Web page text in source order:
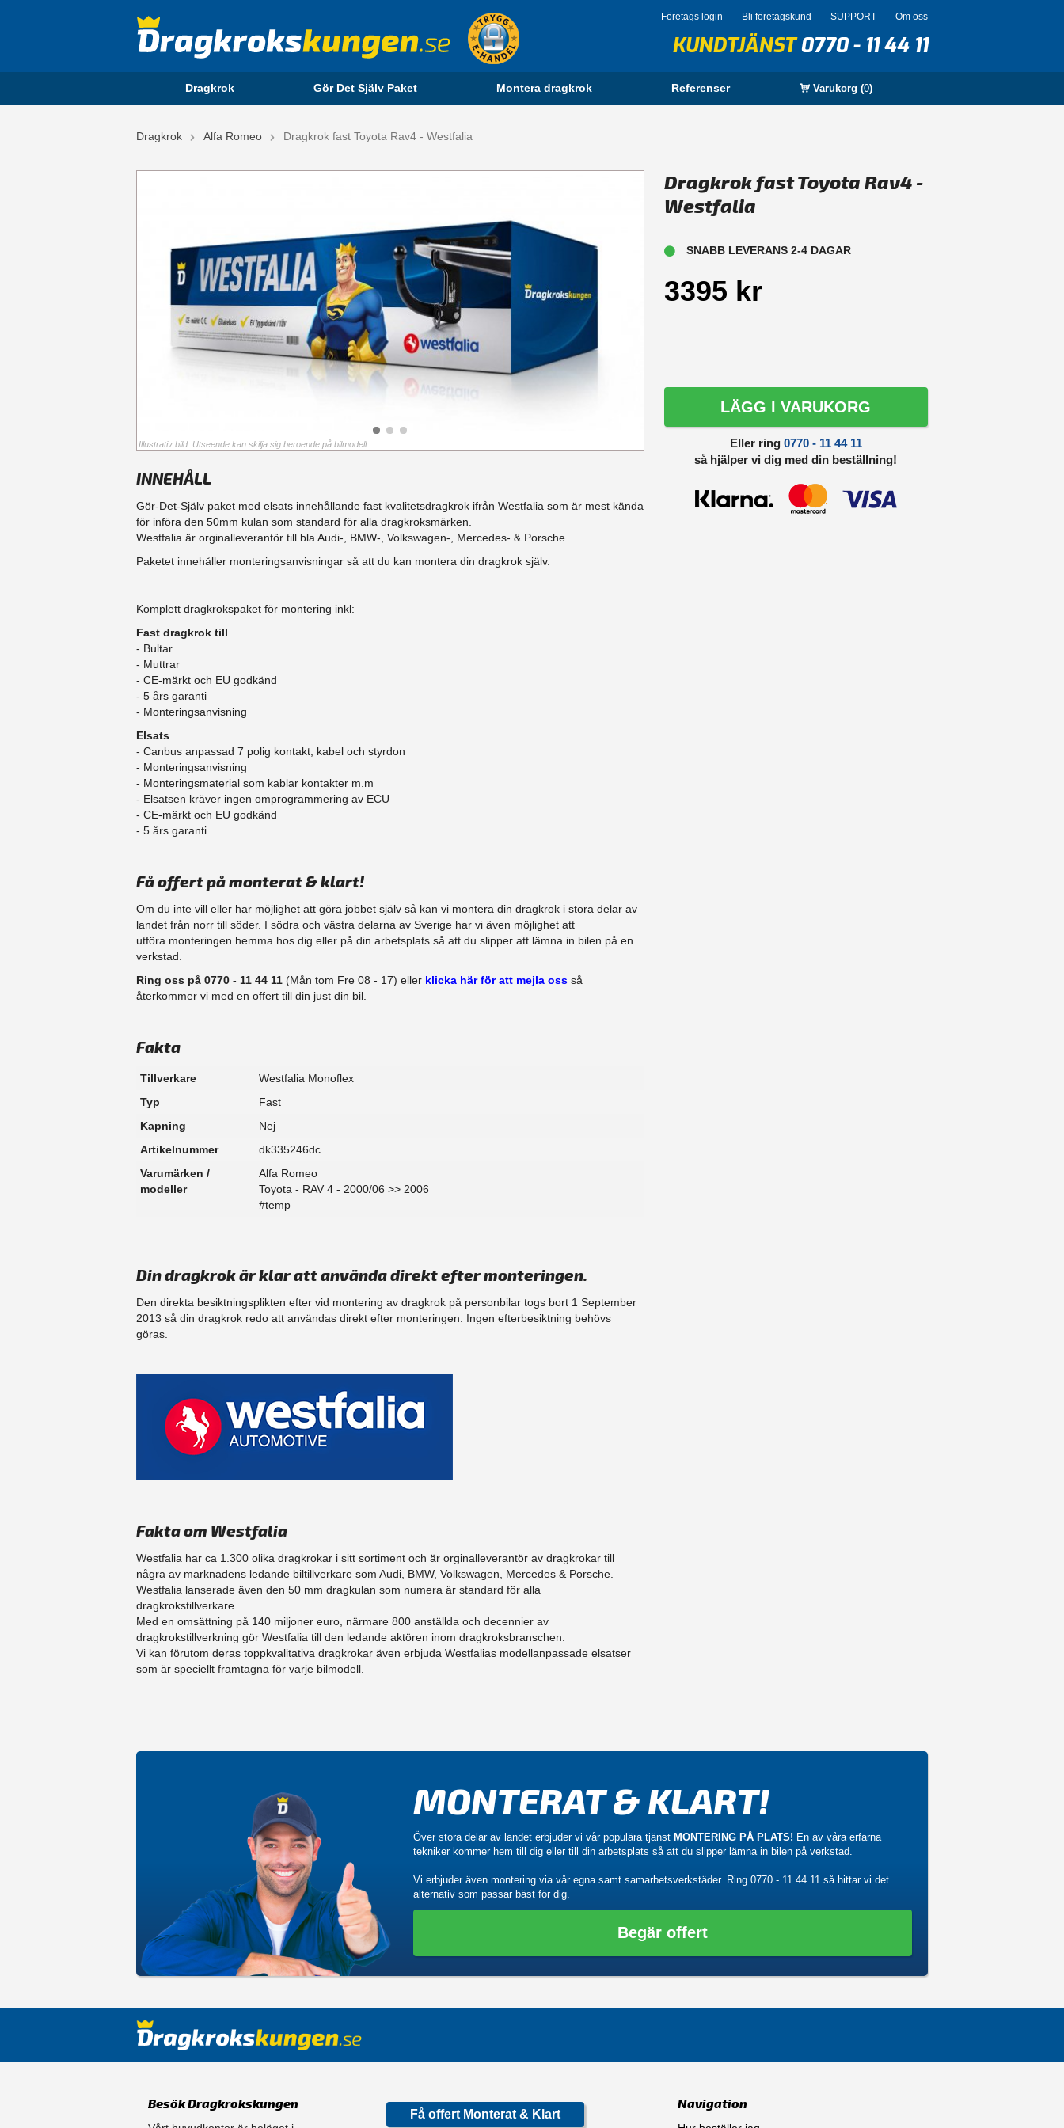
Företags login Bli företagskund SUPPORT Om oss
KUNDTJÄNST0770 - 11 44 11
Dragkrok Gör Det Själv Paket Montera dragkrok Referenser Varukorg (0)
Dragkrok Alfa Romeo Dragkrok fast Toyota Rav4 - Westfalia
Illustrativ bild. Utseende kan skilja sig beroende på bilmodell.
INNEHÅLL
Gör-Det-Själv paket med elsats innehållande fast kvalitetsdragkrok ifrån Westfalia som är mest kända
för införa den 50mm kulan som standard för alla dragkroksmärken.
Westfalia är orginalleverantör till bla Audi-, BMW-, Volkswagen-, Mercedes- & Porsche.
Paketet innehåller monteringsanvisningar så att du kan montera din dragkrok själv.
Komplett dragkrokspaket för montering inkl:
Fast dragkrok till
- Bultar
- Muttrar
- CE-märkt och EU godkänd
​- 5 års garanti
- Monteringsanvisning
Elsats
- Canbus anpassad 7 polig kontakt, kabel och styrdon
- Monteringsanvisning
- Monteringsmaterial som kablar kontakter m.m
- Elsatsen kräver ingen omprogrammering av ECU
- CE-märkt och EU godkänd
​- 5 års garanti
Få offert på monterat & klart!
Om du inte vill eller har möjlighet att göra jobbet själv så kan vi montera din dragkrok i stora delar av
landet från norr till söder. I södra och västra delarna av Sverige har vi även möjlighet att
​utföra monteringen hemma hos dig eller på din arbetsplats så att du slipper att lämna in bilen på en
verkstad.
Ring oss på 0770 - 11 44 11 (Mån tom Fre 08 - 17) eller klicka här för att mejla oss så
återkommer vi med en offert till din just din bil.
Fakta
Tillverkare
Westfalia Monoflex
Typ
Fast
Kapning
Nej
Artikelnummer
dk335246dc
Varumärken /
modeller
Alfa Romeo
Toyota - RAV 4 - 2000/06 >> 2006
#temp
Din dragkrok är klar att använda direkt efter monteringen.
Den direkta besiktningsplikten efter vid montering av dragkrok på personbilar togs bort 1 September
2013 så din dragkrok redo att användas direkt efter monteringen. Ingen efterbesiktning behövs
göras.
Fakta om Westfalia
Westfalia har ca 1.300 olika dragkrokar i sitt sortiment och är orginalleverantör av dragkrokar till
några av marknadens ledande biltillverkare som Audi, BMW, Volkswagen, Mercedes & Porsche.
Westfalia lanserade även den 50 mm dragkulan som numera är standard för alla
dragkrokstillverkare.
Med en omsättning på 140 miljoner euro, närmare 800 anställda och decennier av
dragkrokstillverkning gör Westfalia till den ledande aktören inom dragkroksbranschen.
Vi kan förutom deras toppkvalitativa dragkrokar även erbjuda Westfalias modellanpassade elsatser
som är speciellt framtagna för varje bilmodell.
Dragkrok fast Toyota Rav4 -
Westfalia
SNABB LEVERANS 2-4 DAGAR
3395 kr
LÄGG I VARUKORG
Eller ring 0770 - 11 44 11
så hjälper vi dig med din beställning!
MONTERAT & KLART!
Över stora delar av landet erbjuder vi vår populära tjänst MONTERING PÅ PLATS! En av våra erfarna
tekniker kommer hem till dig eller till din arbetsplats så att du slipper lämna in bilen på verkstad.
Vi erbjuder även montering via vår egna samt samarbetsverkstäder. Ring 0770 - 11 44 11 så hittar vi det
alternativ som passar bäst för dig.
Begär offert
Besök Dragkrokskungen
Få offert Monterat & Klart
Navigation